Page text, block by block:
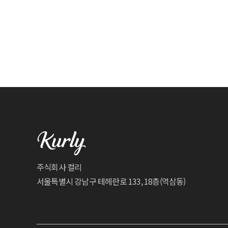
주식회사 컬리
서울특별시 강남구 테헤란로 133, 18층(역삼동)